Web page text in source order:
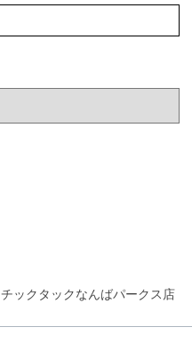
チックタックなんばパークス店